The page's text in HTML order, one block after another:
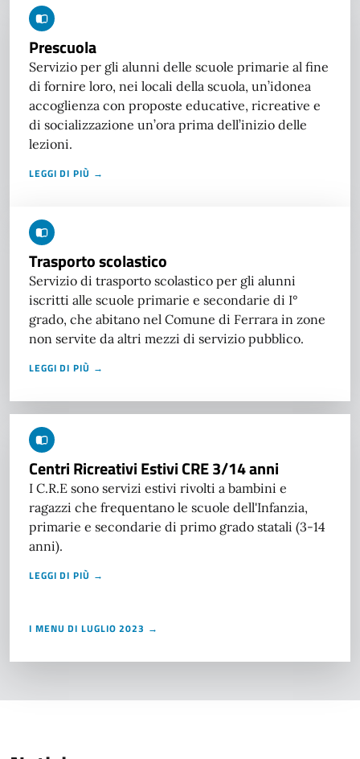
Prescuola
Servizio per gli alunni delle scuole primarie al fine
di fornire loro, nei locali della scuola, un’idonea
accoglienza con proposte educative, ricreative e
di socializzazione un’ora prima dell’inizio delle
lezioni.
LEGGI DI PIÙ →
Trasporto scolastico
Servizio di trasporto scolastico per gli alunni
iscritti alle scuole primarie e secondarie di I°
grado, che abitano nel Comune di Ferrara in zone
non servite da altri mezzi di servizio pubblico.
LEGGI DI PIÙ →
Centri Ricreativi Estivi CRE 3/14 anni
I C.R.E sono servizi estivi rivolti a bambini e
ragazzi che frequentano le scuole dell'Infanzia,
primarie e secondarie di primo grado statali (3-14
anni).
LEGGI DI PIÙ →
I MENU DI LUGLIO 2023 →